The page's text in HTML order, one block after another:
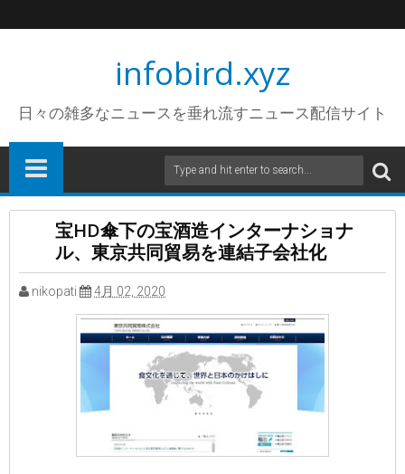
infobird.xyz
日々の雑多なニュースを垂れ流すニュース配信サイト
宝HD傘下の宝酒造インターナショナ
ル、東京共同貿易を連結子会社化
nikopati 4月 02, 2020